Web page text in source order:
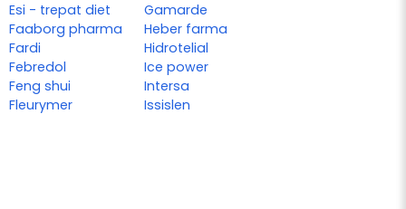
Esi - trepat diet
Faaborg pharma
Fardi
Febredol
Feng shui
Fleurymer
Gamarde
Heber farma
Hidrotelial
Ice power
Intersa
Issislen